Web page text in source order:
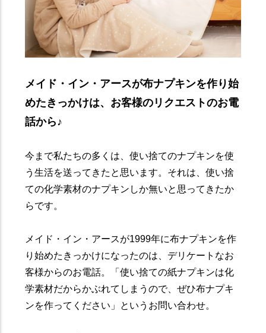
メイド・イン・アースが布ナプキンを作り始
めたきっかけは、お客様のリクエストのお電
話から♪
今まで私たちの多くは、使い捨てのナプキンを使
う生活を送ってきたと思います。それは、使い捨
ての化学素材のナプキンしか無いと思ってきたか
らです。
メイド・イン・アースが1999年に布ナプキンを作
り始めたきっかけになったのは、デリケートなお
客様からのお電話。「使い捨ての紙ナプキンは化
学素材だからかぶれてしまうので、ぜひ布ナプキ
ンを作ってください」というお問い合わせ。